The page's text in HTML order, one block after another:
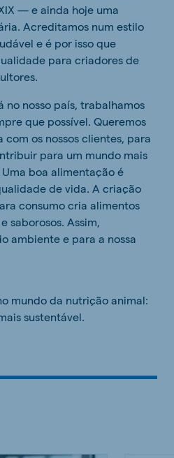
— e ainda hoje uma
Acreditamos num estilo
e é por isso que
para criadores de
no nosso país, trabalhamos
que possível. Queremos
os nossos clientes, para
para um mundo mais
boa alimentação é
de vida. A criação
consumo cria alimentos
saborosos. Assim,
ambiente e para a nossa
mundo da nutrição animal:
sustentável.